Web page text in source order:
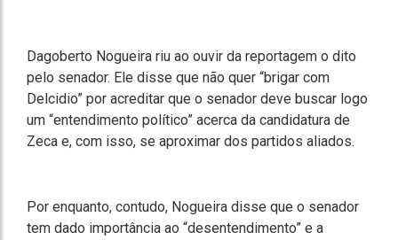
Dagoberto Nogueira riu ao ouvir da reportagem o dito
pelo senador. Ele disse que não quer “brigar com
Delcidio” por acreditar que o senador deve buscar logo
um “entendimento político” acerca da candidatura de
Zeca e, com isso, se aproximar dos partidos aliados.
Por enquanto, contudo, Nogueira disse que o senador
tem dado importância ao “desentendimento” e a